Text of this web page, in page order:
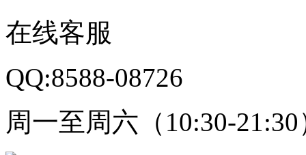
在线客服
QQ:8588-08726
周一至周六（10:30-21:30